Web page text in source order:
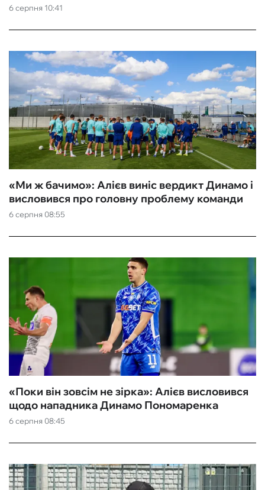
6 серпня 10:41
6 серпня 08:55
«Ми ж бачимо»: Алієв виніс вердикт Динамо і
висловився про головну проблему команди
6 серпня 08:45
«Поки він зовсім не зірка»: Алієв висловився
щодо нападника Динамо Пономаренка